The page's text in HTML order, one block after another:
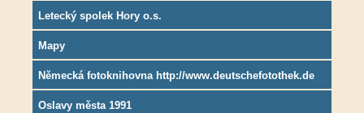
Letecký spolek Hory o.s.
Mapy
Německá fotoknihovna http://www.deutschefotothek.de
Oslavy města 1991